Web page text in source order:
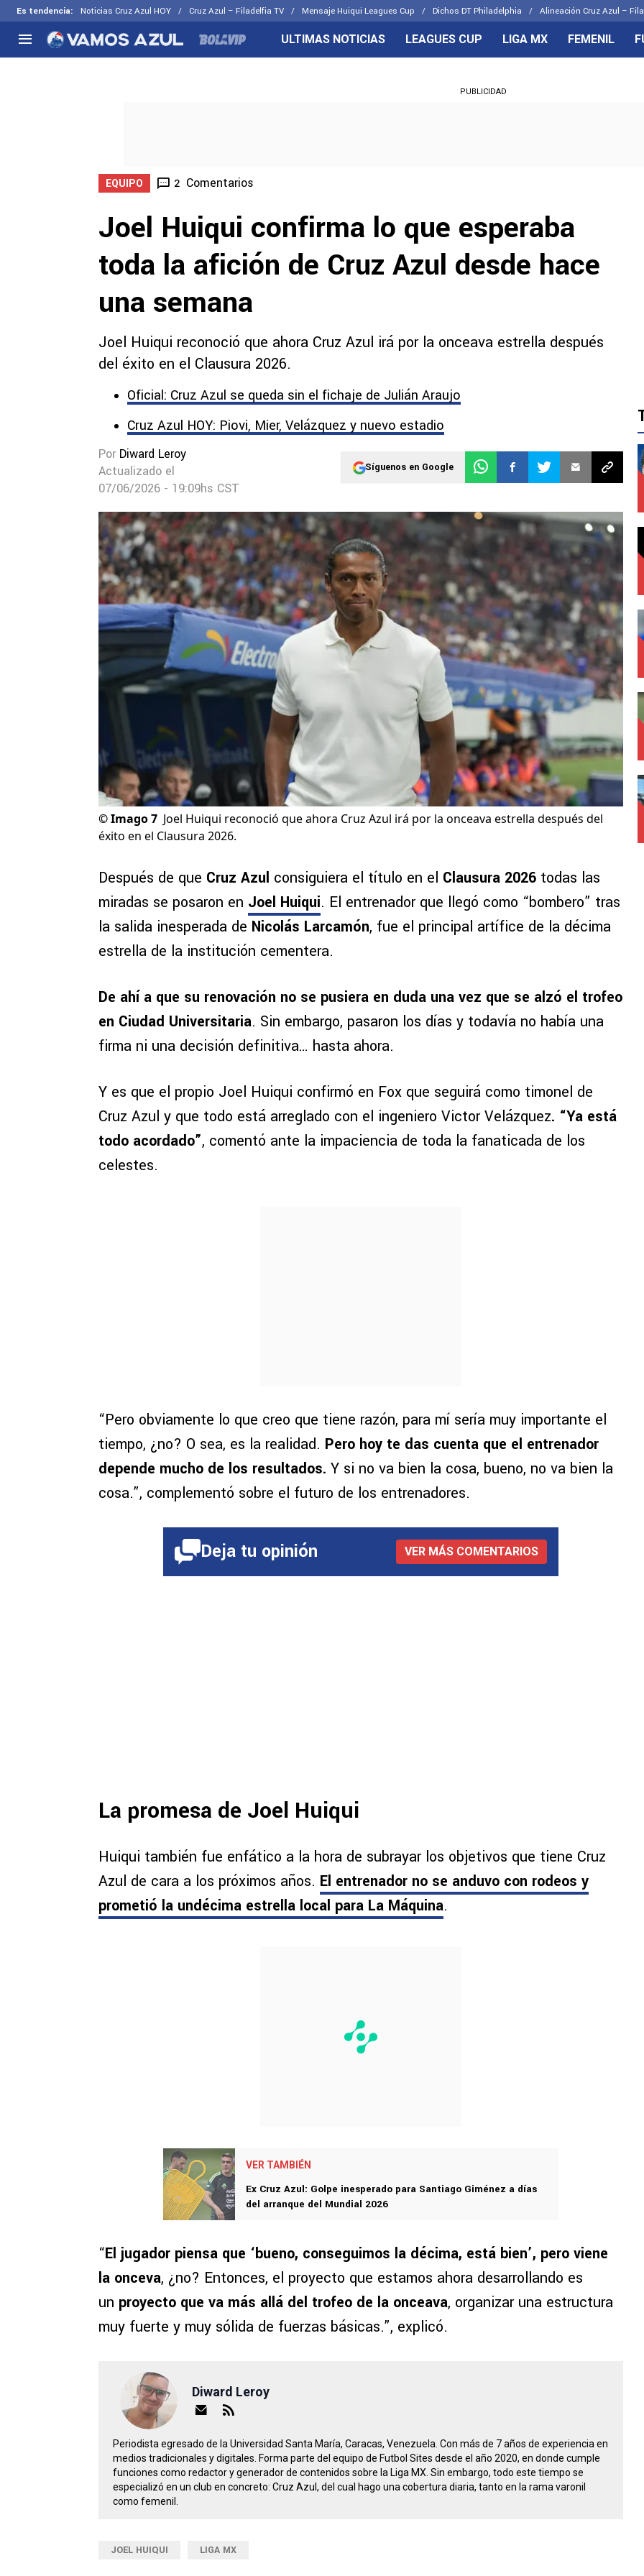
Es tendencia: Noticias Cruz Azul HOY Cruz Azul – Filadelfia TV Mensaje Huiqui Leagues Cup Dichos DT Philadelphia Alineación Cruz Azul –
Selección Mexicana
CELESTES
ULTIMAS NOTICIAS LEAGUES CUP LIGA MX FEMENIL
PUBLICIDAD
EQUIPO 2 Comentarios
Joel Huiqui confirma lo que esperaba
toda la afición de Cruz Azul desde hace
una semana
Joel Huiqui reconoció que ahora Cruz Azul irá por la onceava estrella después
del éxito en el Clausura 2026.
Oficial: Cruz Azul se queda sin el fichaje de Julián Araujo
Cruz Azul HOY: Piovi, Mier, Velázquez y nuevo estadio
Por Diward Leroy
Actualizado el
07/06/2026 - 19:09hs CST
Síguenos en Google
©Imago 7 Joel Huiqui reconoció que ahora Cruz Azul irá por la onceava estrella después del
éxito en el Clausura 2026.
Después de que Cruz Azul consiguiera el título en el Clausura 2026 todas las
miradas se posaron en Joel Huiqui. El entrenador que llegó como “bombero” tras
la salida inesperada de Nicolás Larcamón, fue el principal artífice de la décima
estrella de la institución cementera.
De ahí a que su renovación no se pusiera en duda una vez que se alzó el trofeo
en Ciudad Universitaria. Sin embargo, pasaron los días y todavía no había una
firma ni una decisión definitiva… hasta ahora.
Y es que el propio Joel Huiqui confirmó en Fox que seguirá como timonel de
Cruz Azul y que todo está arreglado con el ingeniero Victor Velázquez. “Ya está
todo acordado”, comentó ante la impaciencia de toda la fanaticada de los
celestes.
“Pero obviamente lo que creo que tiene razón, para mí sería muy importante el
tiempo, ¿no? O sea, es la realidad. Pero hoy te das cuenta que el entrenador
depende mucho de los resultados. Y si no va bien la cosa, bueno, no va bien la
cosa.”, complementó sobre el futuro de los entrenadores.
Deja tu opinión VER MÁS COMENTARIOS
La promesa de Joel Huiqui
Huiqui también fue enfático a la hora de subrayar los objetivos que tiene Cruz
Azul de cara a los próximos años. El entrenador no se anduvo con rodeos y
prometió la undécima estrella local para La Máquina.
VER TAMBIÉN
Ex Cruz Azul: Golpe inesperado para Santiago Giménez a días
del arranque del Mundial 2026
“El jugador piensa que ‘bueno, conseguimos la décima, está bien’, pero viene
la onceva, ¿no? Entonces, el proyecto que estamos ahora desarrollando es
un proyecto que va más allá del trofeo de la onceava, organizar una estructura
muy fuerte y muy sólida de fuerzas básicas.”, explicó.
Diward Leroy
Periodista egresado de la Universidad Santa María, Caracas, Venezuela. Con más de 7 años de experiencia en
medios tradicionales y digitales. Forma parte del equipo de Futbol Sites desde el año 2020, en donde cumple
funciones como redactor y generador de contenidos sobre la Liga MX. Sin embargo, todo este tiempo se
especializó en un club en concreto: Cruz Azul, del cual hago una cobertura diaria, tanto en la rama varonil
como femenil.
JOEL HUIQUI LIGA MX